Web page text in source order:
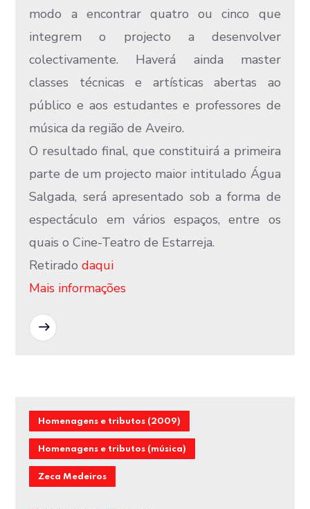
modo a encontrar quatro ou cinco que
integrem o projecto a desenvolver
colectivamente. Haverá ainda master
classes técnicas e artísticas abertas ao
público e aos estudantes e professores de
música da região de Aveiro.
O resultado final, que constituirá a primeira
parte de um projecto maior intitulado Água
Salgada, será apresentado sob a forma de
espectáculo em vários espaços, entre os
quais o Cine-Teatro de Estarreja.
Retiradodaqui
Mais informações
Homenagens e tributos (2009)
Homenagens e tributos (música)
Zeca Medeiros